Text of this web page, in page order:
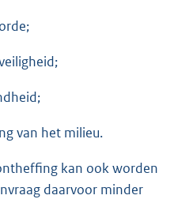
van het milieu.
kan ook worden
daarvoor minder